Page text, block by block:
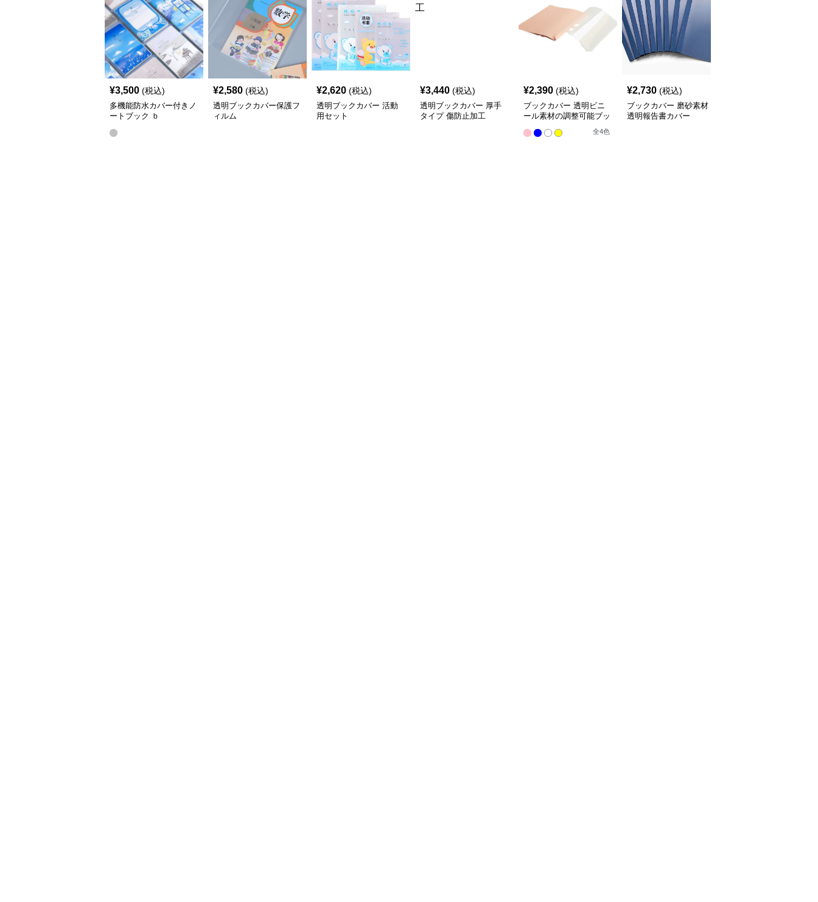
¥3,500 (税込)
多機能防水カバー付きノ
ートブック ｂ
¥2,580 (税込)
透明ブックカバー保護フ
ィルム
¥2,620 (税込)
透明ブックカバー 活動
用セット
¥3,440 (税込)
透明ブックカバー 厚手
タイプ 傷防止加工
¥2,390 (税込)
ブックカバー 透明ビニ
ール素材の調整可能ブッ
全4色
¥2,730 (税込)
ブックカバー 磨砂素材
透明報告書カバー